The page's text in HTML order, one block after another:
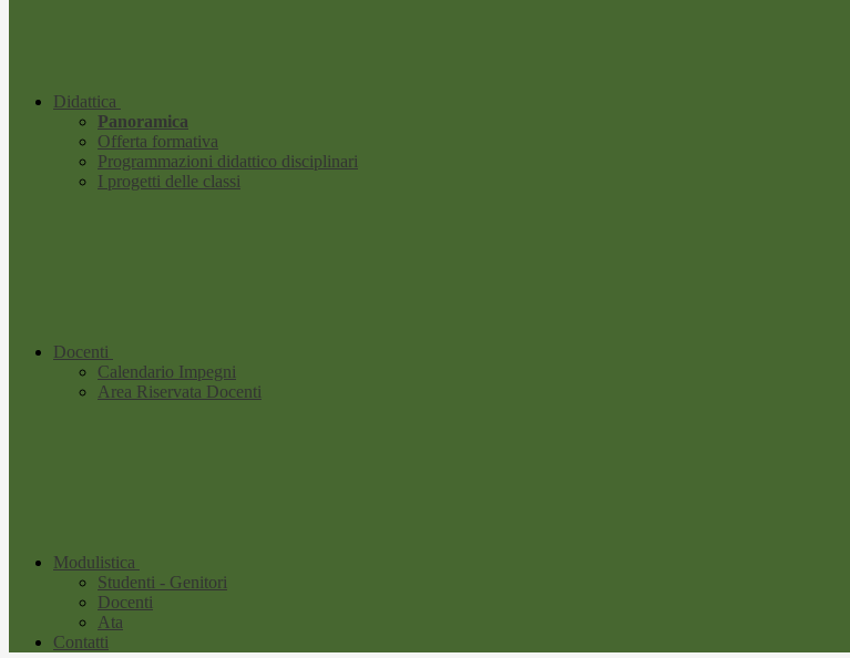
Didattica
Panoramica
Offerta formativa
Programmazioni didattico disciplinari
I progetti delle classi
Docenti
Calendario Impegni
Area Riservata Docenti
Modulistica
Studenti - Genitori
Docenti
Ata
Contatti